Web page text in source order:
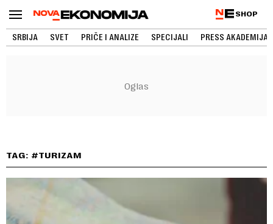
SHOP
SRBIJA SVET PRIČE I ANALIZE SPECIJALI PRESS AKADEMIJA
TAG: #TURIZAM